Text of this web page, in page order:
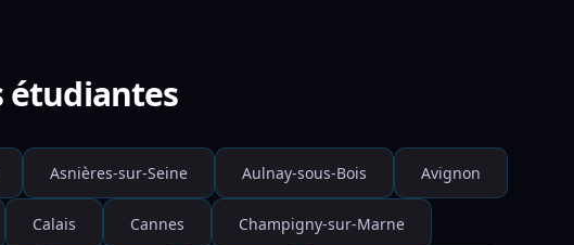
étudiantes
Asnières-sur-Seine Aulnay-sous-Bois Avignon
Calais Cannes Champigny-sur-Marne